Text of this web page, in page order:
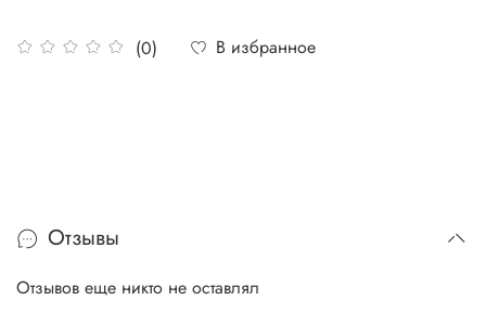
(0) В избранное
Отзывы
Отзывов еще никто не оставлял